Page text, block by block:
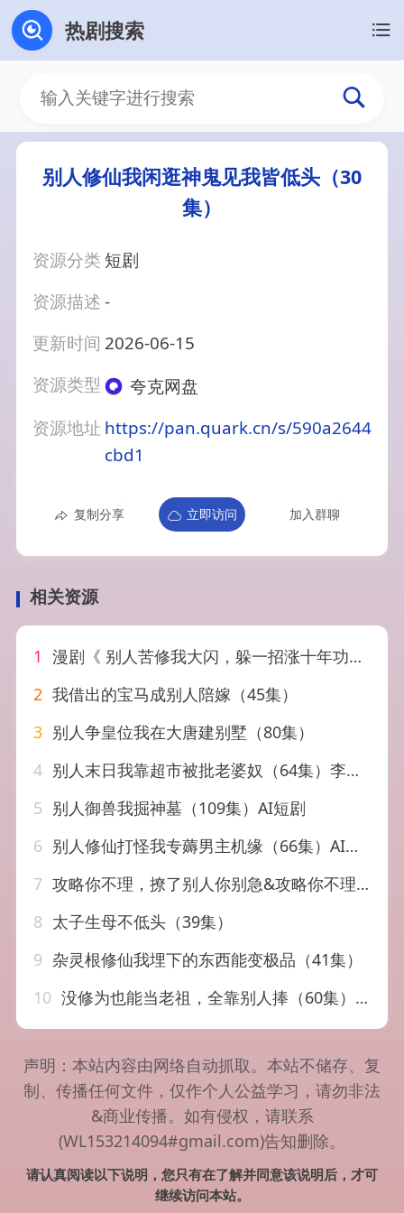
热剧搜索
别人修仙我闲逛神鬼见我皆低头（30
集）
资源分类 短剧
资源描述-
更新时间 2026-06-15
资源类型
夸克网盘
资源地址 https://pan.quark.cn/s/590a2644
cbd1
复制分享 立即访问 加入群聊
相关资源
1 漫剧《 别人苦修我大闪，躲一招涨十年功力！&别人苦修我大闪躲一招涨十年功力（61集）漫剧
2 我借出的宝马成别人陪嫁（45集）
3 别人争皇位我在大唐建别墅（80集）
4 别人末日我靠超市被批老婆奴（64集）李可馨&沈照程
5 别人御兽我掘神墓（109集）AI短剧
6 别人修仙打怪我专薅男主机缘（66集）AI短剧
7 攻略你不理，撩了别人你别急&攻略你不理撩了别人你别急（60集）AI短剧
8 太子生母不低头（39集）
9 杂灵根修仙我埋下的东西能变极品（41集）
10 没修为也能当老祖，全靠别人捧（60集）韩一波&尚妙怡
声明：本站内容由网络自动抓取。本站不储存、复
制、传播任何文件，仅作个人公益学习，请勿非法
&商业传播。如有侵权，请联系
(WL153214094#gmail.com)告知删除。
请认真阅读以下说明，您只有在了解并同意该说明后，才可
继续访问本站。